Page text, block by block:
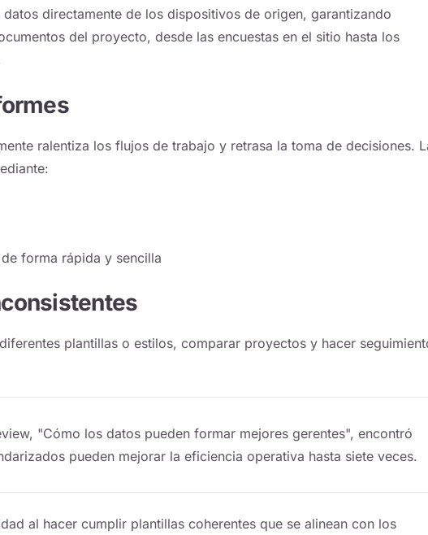
directamente de los dispositivos de origen, garantizando
del proyecto, desde las encuestas en el sitio hasta los
ralentiza los flujos de trabajo y retrasa la toma de decisiones.
forma rápida y sencilla
plantillas o estilos, comparar proyectos y hacer
"Cómo los datos pueden formar mejores gerentes", encontró
pueden mejorar la eficiencia operativa hasta siete veces.
al hacer cumplir plantillas coherentes que se alinean con los